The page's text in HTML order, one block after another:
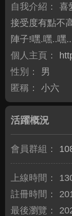
自我介紹：
喜
接受度有點不
陣子!嘿.嘿..嘿
個人主頁：
性別：
男
匿稱：
小六
活躍概況
會員群組：
上線時間：
註冊時間：
最後瀏覽：